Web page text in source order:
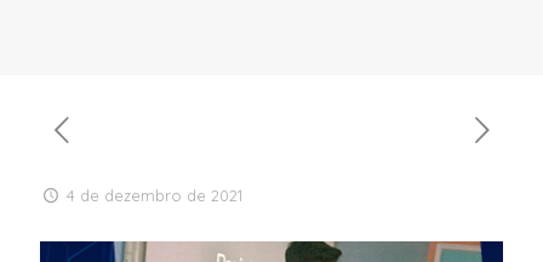
4 de dezembro de 2021